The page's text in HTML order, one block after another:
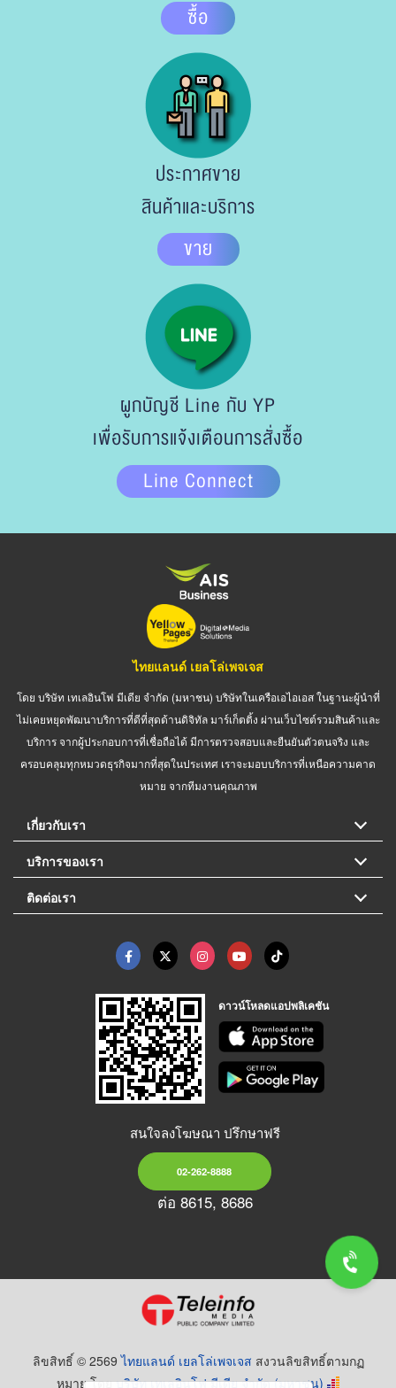
ซื้อ
ประกาศขาย
สินค้าและบริการ
ขาย
ผูกบัญชี Line กับ YP
เพื่อรับการแจ้งเตือนการสั่งซื้อ
Line Connect
ไทยแลนด์ เยลโล่เพจเจส
โดย บริษัท เทเลอินโฟ มีเดีย จำกัด (มหาชน) บริษัทในเครือเอไอเอส ในฐานะผู้นำที่
ไม่เคยหยุดพัฒนาบริการที่ดีที่สุดด้านดิจิทัล มาร์เก็ตติ้ง ผ่านเว็บไซต์รวมสินค้าและ
บริการ จากผู้ประกอบการที่เชื่อถือได้ มีการตรวจสอบและยืนยันตัวตนจริง และ
ครอบคลุมทุกหมวดธุรกิจมากที่สุดในประเทศ เราจะมอบบริการที่เหนือความคาด
หมาย จากทีมงานคุณภาพ
เกี่ยวกับเรา
บริการของเรา
ติดต่อเรา
ดาวน์โหลดแอปพลิเคชัน
สนใจลงโฆษณา ปรึกษาฟรี
02-262-8888
ต่อ 8615, 8686
ลิขสิทธิ์ © 2569ไทยแลนด์ เยลโล่เพจเจส สงวนลิขสิทธิ์ตามกฏ
หมาย โดยบริษัท เทเลอินโฟ มีเดีย จำกัด (มหาชน)